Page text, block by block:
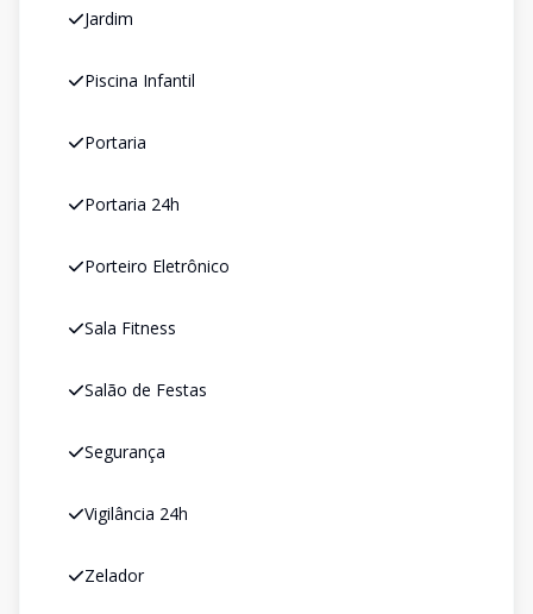
Jardim
Piscina Infantil
Portaria
Portaria 24h
Porteiro Eletrônico
Sala Fitness
Salão de Festas
Segurança
Vigilância 24h
Zelador